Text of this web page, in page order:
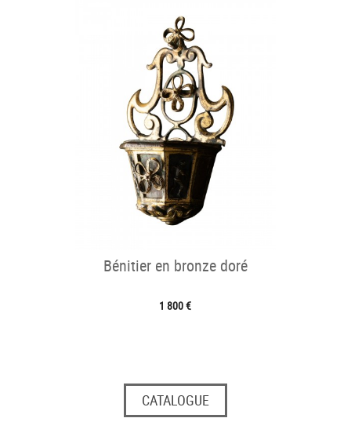
Bénitier en bronze doré
1 800 €
CATALOGUE